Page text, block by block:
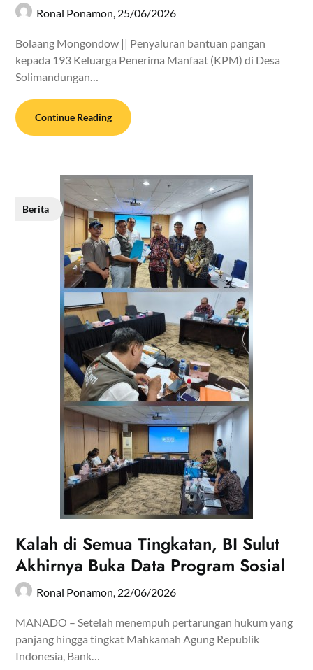
Ronal Ponamon, 25/06/2026
Bolaang Mongondow || Penyaluran bantuan pangan
kepada 193 Keluarga Penerima Manfaat (KPM) di Desa
Solimandungan…
Continue Reading
Berita
Kalah di Semua Tingkatan, BI Sulut
Akhirnya Buka Data Program Sosial
Ronal Ponamon, 22/06/2026
MANADO – Setelah menempuh pertarungan hukum yang
panjang hingga tingkat Mahkamah Agung Republik
Indonesia, Bank…